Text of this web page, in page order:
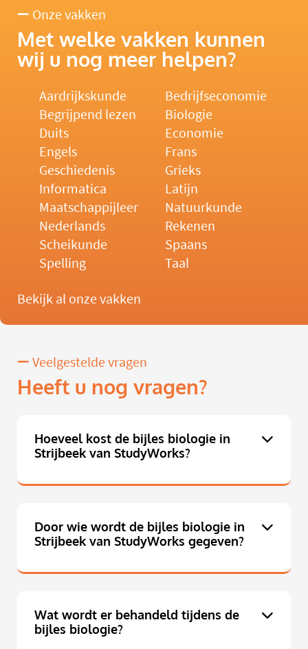
Onze vakken
Met welke vakken kunnen
wij u nog meer helpen?
Aardrijkskunde
Bedrijfseconomie
Begrijpend lezen
Biologie
Duits
Economie
Engels
Frans
Geschiedenis
Grieks
Informatica
Latijn
Maatschappijleer
Natuurkunde
Nederlands
Rekenen
Scheikunde
Spaans
Spelling
Taal
Bekijk al onze vakken
Veelgestelde vragen
Heeft u nog vragen?
Hoeveel kost de bijles biologie in
Strijbeek van StudyWorks?
Door wie wordt de bijles biologie in
Strijbeek van StudyWorks gegeven?
Wat wordt er behandeld tijdens de
bijles biologie?